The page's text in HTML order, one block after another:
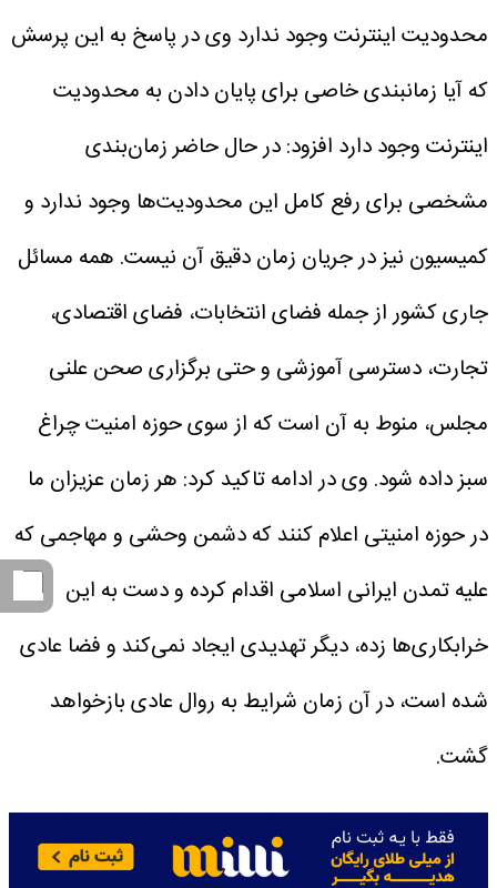
محدودیت اینترنت وجود ندارد وی در پاسخ به این پرسش
که آیا زمانبندی خاصی برای پایان دادن به محدودیت
اینترنت وجود دارد افزود: در حال حاضر زمان‌بندی
مشخصی برای رفع کامل این محدودیت‌ها وجود ندارد و
کمیسیون نیز در جریان زمان دقیق آن نیست. همه مسائل
جاری کشور از جمله فضای انتخابات، فضای اقتصادی،
تجارت، دسترسی آموزشی و حتی برگزاری صحن علنی
مجلس، منوط به آن است که از سوی حوزه امنیت چراغ
سبز داده شود. وی در ادامه تاکید کرد: هر زمان عزیزان ما
در حوزه امنیتی اعلام کنند که دشمن وحشی و مهاجمی که
علیه تمدن ایرانی اسلامی اقدام کرده و دست به این
خرابکاری‌ها زده، دیگر تهدیدی ایجاد نمی‌کند و فضا عادی
شده است، در آن زمان شرایط به روال عادی بازخواهد
گشت.